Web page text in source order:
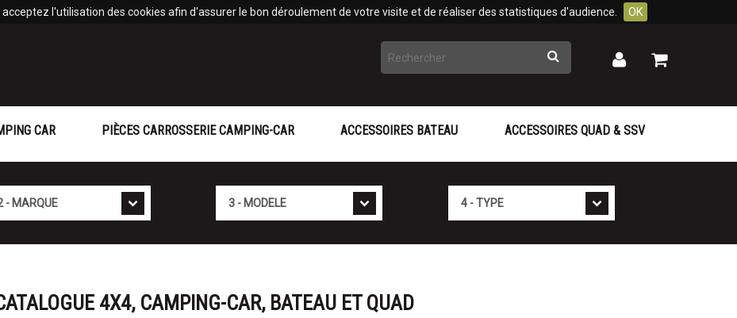
l'utilisation des cookies afin d'assurer le bon déroulement de votre visite et de réaliser des statistiques d'audience. OK
Rechercher Mon
Mon
CAR PIÈCES CARROSSERIE CAMPING-CAR ACCESSOIRES BATEAU ACCESSOIRES QUAD & SSV
4X4, CAMPING-CAR, BATEAU ET QUAD